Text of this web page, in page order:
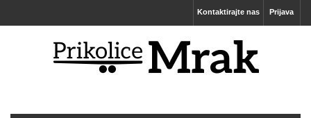
Prijava
Kontaktirajte nas